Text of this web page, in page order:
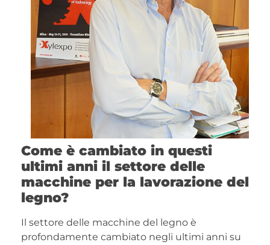
Come è cambiato in questi
ultimi anni il settore delle
macchine per la lavorazione del
legno?
Il settore delle macchine del legno è
profondamente cambiato negli ultimi anni su